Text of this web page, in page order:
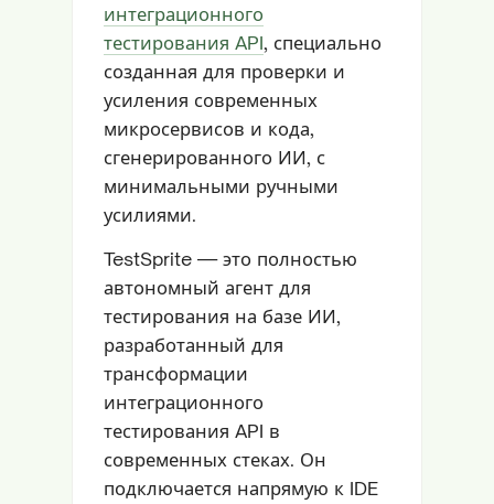
интеграционного
тестирования API, специально
созданная для проверки и
усиления современных
микросервисов и кода,
сгенерированного ИИ, с
минимальными ручными
усилиями.
TestSprite — это полностью
автономный агент для
тестирования на базе ИИ,
разработанный для
трансформации
интеграционного
тестирования API в
современных стеках. Он
подключается напрямую к IDE